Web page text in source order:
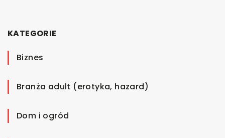
KATEGORIE
Biznes
Branża adult (erotyka, hazard)
Dom i ogród